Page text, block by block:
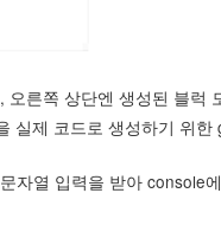
른쪽 상단엔 생성된 블럭
실제 코드로 생성하기 위
자열 입력을 받아 console